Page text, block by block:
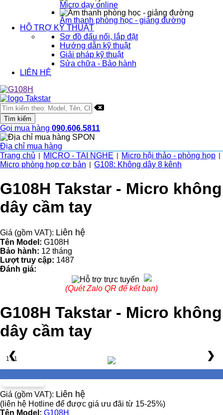
Micro dạy online
Âm thanh phòng học - giảng đường
HỖ TRỢ KỸ THUẬT
Sơ đồ đấu nối, lắp đặt
Hướng dẫn kỹ thuật
Giải pháp kỹ thuật
Sửa chữa - Bảo hành
LIÊN HỆ
Gọi mua hàng 090.606.5811
Địa chỉ mua hàng
Trang chủ
MICRO - TAI NGHE Micro hội thảo - phòng họp
Micro phòng họp cơ bản G108: Không dây 8 kênh
G108H Takstar - Micro không
dây cầm tay
Giá (gồm VAT): Liên hệ
Tên Model: G108H
Bảo hành: 12 tháng
Lượt truy cập: 1487
Đánh giá:
(Quét Zalo QR để kết bạn)
G108H Takstar - Micro không
dây cầm tay
1 / 1
❮ ❯
Giá (gồm VAT): Liên hệ
(liên hệ Hotline để được giá ưu đãi từ 15-25%)
Tên Model: G108H